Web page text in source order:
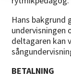
Hans bakgrund
undervisningen
deltagaren kan
BETALNING